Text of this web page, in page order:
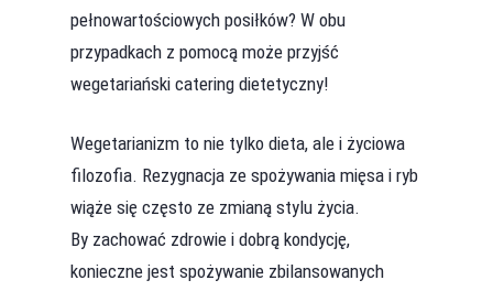
pełnowartościowych posiłków? W obu
przypadkach z pomocą może przyjść
wegetariański catering dietetyczny!
Wegetarianizm to nie tylko dieta, ale i życiowa
filozofia. Rezygnacja ze spożywania mięsa i ryb
wiąże się często ze zmianą stylu życia.
By zachować zdrowie i dobrą kondycję,
konieczne jest spożywanie zbilansowanych